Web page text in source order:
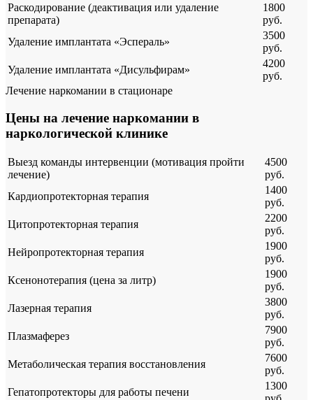
Раскодирование (деактивация или удаление
препарата)
1800
руб.
Удаление имплантата «Эспераль»
3500
руб.
Удаление имплантата «Дисульфирам»
4200
руб.
Лечение наркомании в стационаре
Цены на лечение наркомании в
наркологической клинике
Выезд команды интервенции (мотивация пройти
лечение)
4500
руб.
Кардиопротекторная терапия
1400
руб.
Цитопротекторная терапия
2200
руб.
Нейропротекторная терапия
1900
руб.
Ксенонотерапия (цена за литр)
1900
руб.
Лазерная терапия
3800
руб.
Плазмаферез
7900
руб.
Метаболическая терапия восстановления
7600
руб.
Гепатопротекторы для работы печени
1300